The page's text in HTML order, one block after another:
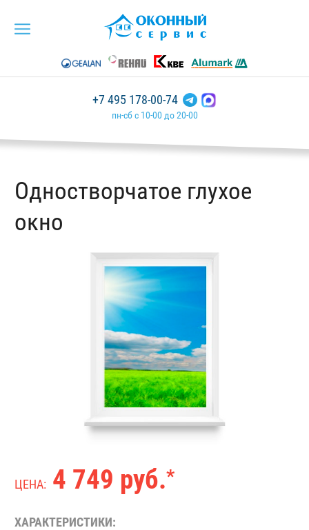
+7 495 178-00-74
пн-сб с 10-00 до 20-00
Одностворчатое глухое
окно
ЦЕНА: 4 749 руб.*
ХАРАКТЕРИСТИКИ: